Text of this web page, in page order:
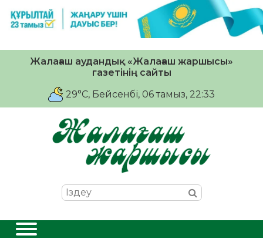
Жалағаш аудандық «Жалағаш жаршысы»
газетінің сайты
29°C, Бейсенбі, 06 тамыз, 22:33